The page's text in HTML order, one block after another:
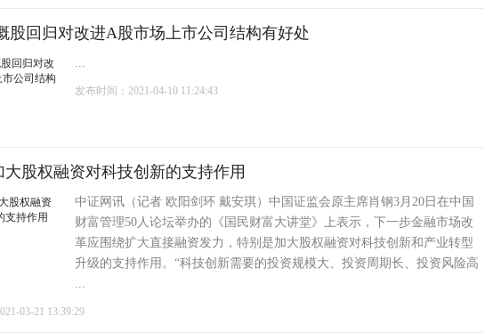
股回归对改进A股市场上市公司结构有好处
...
发布时间：2021-04-10 11:24:43
大股权融资对科技创新的支持作用
中证网讯（记者 欧阳剑环 戴安琪）中国证监会原主席肖钢3月20日在中国
财富管理50人论坛举办的《国民财富大讲堂》上表示，下一步金融市场改
革应围绕扩大直接融资发力，特别是加大股权融资对科技创新和产业转型
升级的支持作用。“科技创新需要的投资规模大、投资周期长、投资风险高
...
03-21 13:39:29